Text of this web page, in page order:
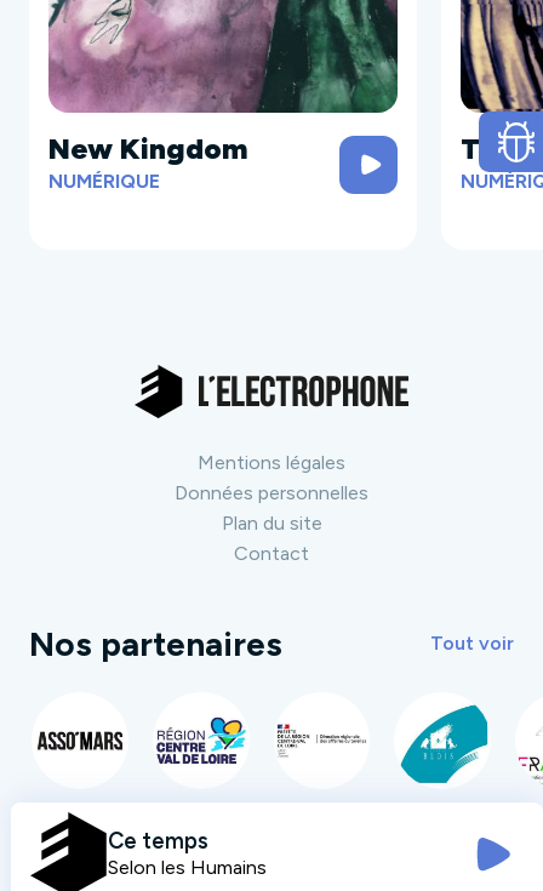
New Kingdom
NUMÉRIQUE
The
Mentions légales
Données personnelles
Plan du site
Contact
Nos partenaires Tout voir
Ce temps
Selon les Humains